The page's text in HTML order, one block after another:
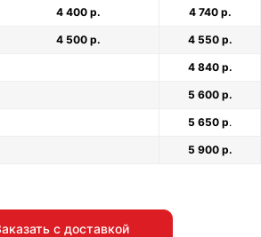
4 400 р. 4 740 р.
4 500 р. 4 550 р.
4 840 р.
5 600 р.
5 650 р.
5 900 р.
с доставкой